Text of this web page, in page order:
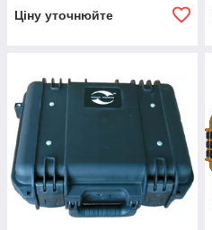
Ціну уточнюйте